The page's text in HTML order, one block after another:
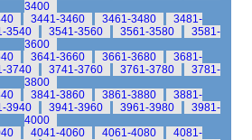
3400
3441-3460 3461-3480
3481-
3540 3541-3560 3561-3580
3581-
3600
3641-3660 3661-3680
3681-
3740 3741-3760 3761-3780
3781-
3800
3841-3860 3861-3880
3881-
3940 3941-3960 3961-3980
3981-
4000
4041-4060 4061-4080
4081-